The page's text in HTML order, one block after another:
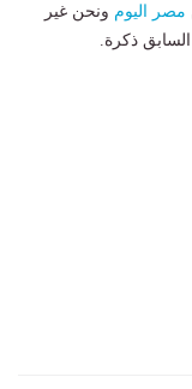
مصر اليوم ونحن غير
ذكرة.